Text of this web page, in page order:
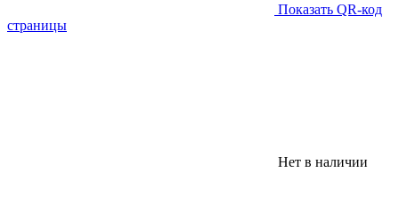
Показать QR-код
страницы
Нет в наличии